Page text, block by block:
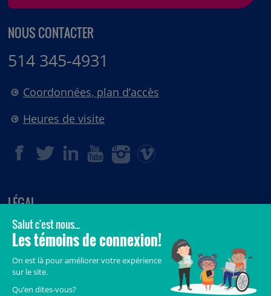
NOUS CONTACTER
514 345-4931
Coordonnées, plan d’accès
Heures de visite
LÉGAL
© 2006-2026CHU Sainte-Justine.
Tous droits réservés.
Crédits
Accès aux documents des organismes publics